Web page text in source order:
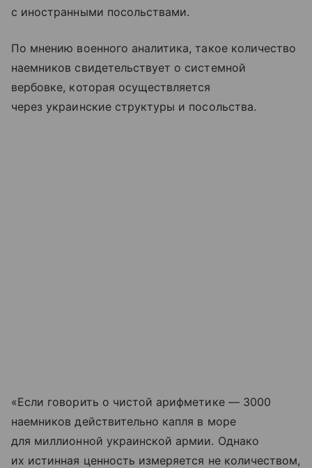
с иностранными посольствами.
По мнению военного аналитика, такое количество
наемников свидетельствует о системной
вербовке, которая осуществляется
через украинские структуры и посольства.
«Если говорить о чистой арифметике — 3000
наемников действительно капля в море
для миллионной украинской армии. Однако
их истинная ценность измеряется не количеством,